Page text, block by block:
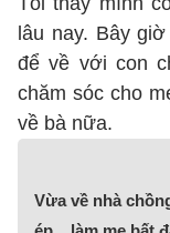
lâu nay. Bây
để về với con
chăm sóc cho
về bà nữa.
Vừa về nhà